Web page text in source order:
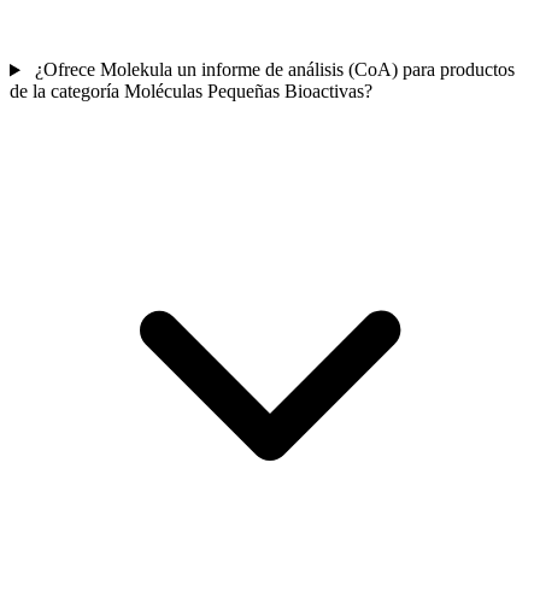
¿Ofrece Molekula un informe de análisis (CoA) para productos
de la categoría Moléculas Pequeñas Bioactivas?